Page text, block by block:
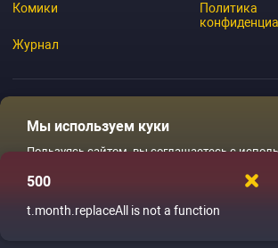
Комики
Журнал
Политика
Мы используем куки
Пользуясь сайтом, вы соглашаетесь с
Ладненько
500
t.month.replaceAll is not a function